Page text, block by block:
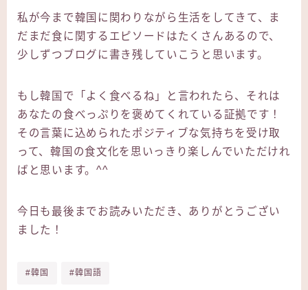
私が今まで韓国に関わりながら生活をしてきて、ま
だまだ食に関するエピソードはたくさんあるので、
少しずつブログに書き残していこうと思います。
もし韓国で「よく食べるね」と言われたら、それは
あなたの食べっぷりを褒めてくれている証拠です！
その言葉に込められたポジティブな気持ちを受け取
って、韓国の食文化を思いっきり楽しんでいただけれ
ばと思います。^^
今日も最後までお読みいただき、ありがとうござい
ました！
#韓国 #韓国語